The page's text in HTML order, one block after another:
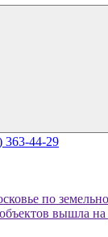
363-44-29
по
вышла